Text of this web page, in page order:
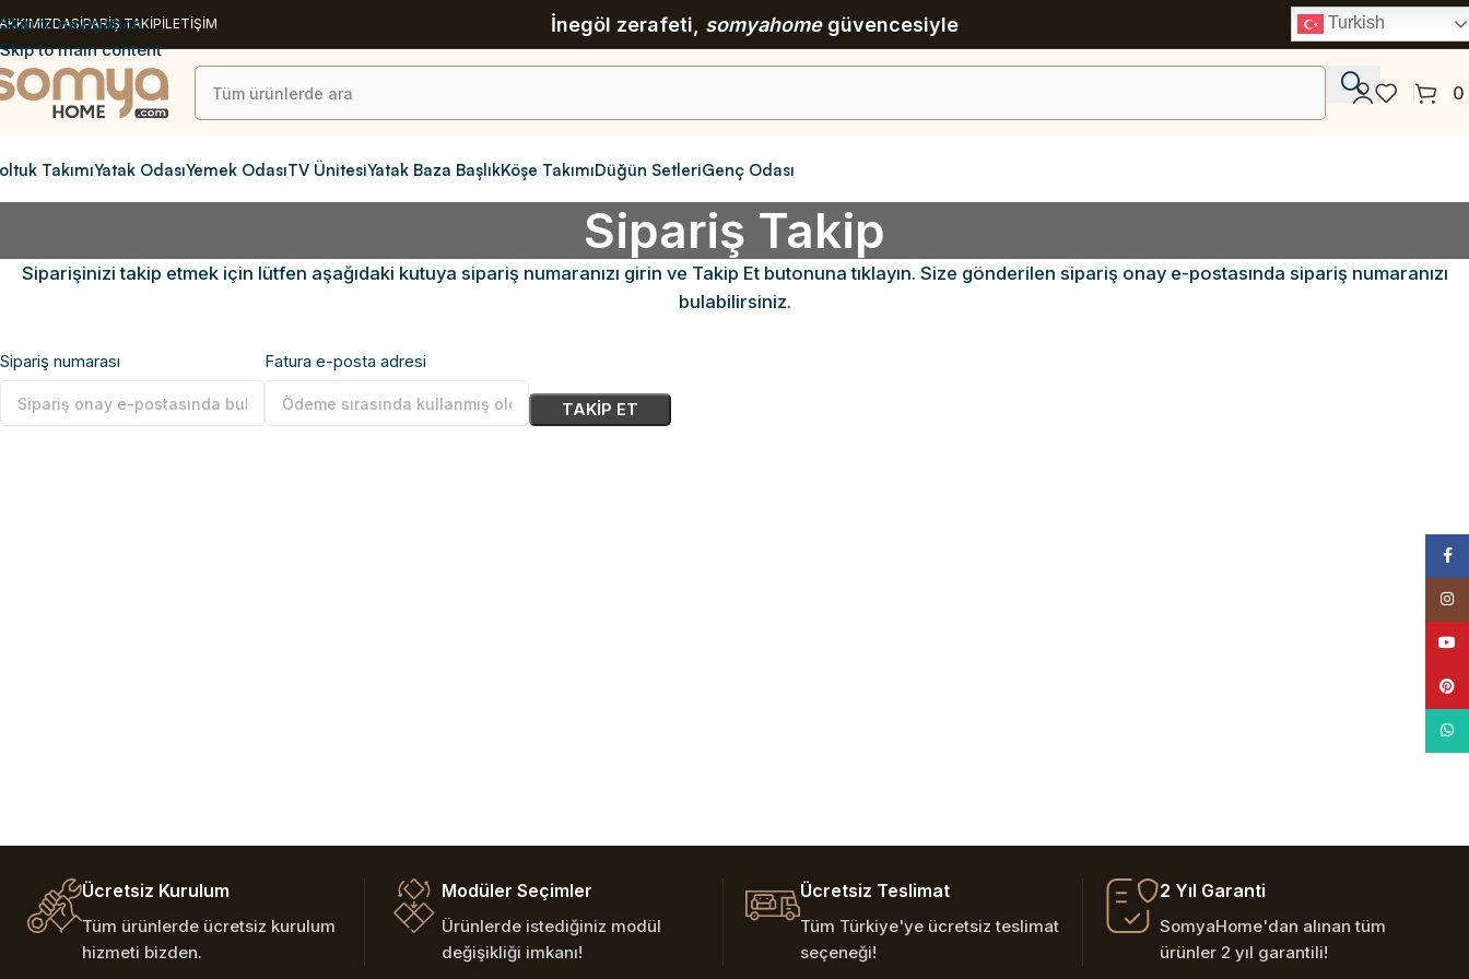
Skip to navigation
Skip to main content
SİPARİŞ TAKİPİLETİŞİM İnegöl zerafeti, somyahomegüvencesiyle Turkish
0
TakımıYatak OdasıYemek OdasıTV ÜnitesiYatak Baza BaşlıkKöşe TakımıDüğün SetleriGenç Odası
Sipariş Takip
Siparişinizi takip etmek için lütfen aşağıdaki kutuya sipariş numaranızı girin ve Takip Et butonuna tıklayın. Size gönderilen sipariş onay e-postasında sipariş numaranızı
bulabilirsiniz.
Sipariş numarası Fatura e-posta adresi
TAKIP ET
Ücretsiz Kurulum
Tüm ürünlerde ücretsiz kurulum
hizmeti bizden.
Modüler Seçimler
Ürünlerde istediğiniz modül
değişikliği imkanı!
Ücretsiz Teslimat
Tüm Türkiye'ye ücretsiz teslimat
seçeneği!
2 Yıl Garanti
SomyaHome'dan alınan tüm
ürünler 2 yıl garantili!